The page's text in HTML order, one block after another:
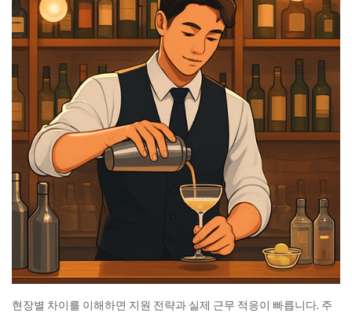
현장별 차이를 이해하면 지원 전략과 실제 근무 적응이 빠릅니다. 주